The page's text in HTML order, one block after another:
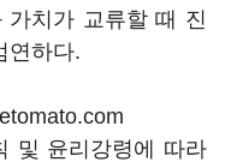
가치가 교류할 때 진
연하다.
및 윤리강령에 따라